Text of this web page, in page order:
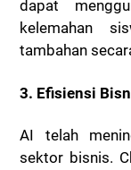
dapat
kelemahan
tambahan
3. Efisiensi
AI telah
sektor bisnis.